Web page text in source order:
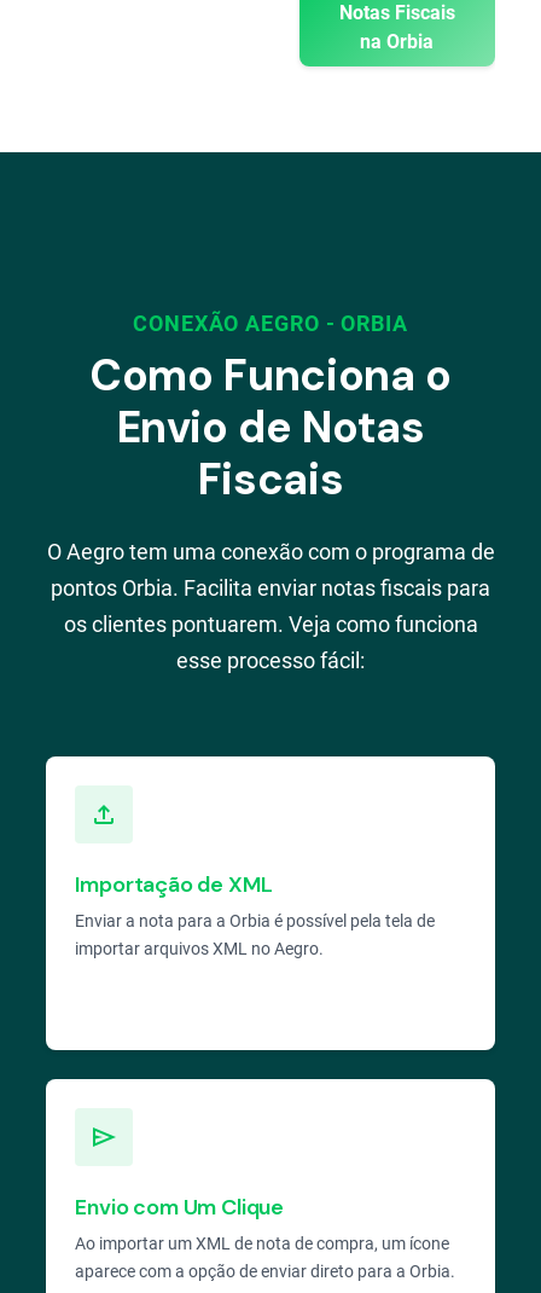
Notas Fiscais
na Orbia
CONEXÃO AEGRO - ORBIA
Como Funciona o
Envio de Notas
Fiscais
O Aegro tem uma conexão com o programa de
pontos Orbia. Facilita enviar notas fiscais para
os clientes pontuarem. Veja como funciona
esse processo fácil:
file_upload
Importação de XML
Enviar a nota para a Orbia é possível pela tela de
importar arquivos XML no Aegro.
send
Envio com Um Clique
Ao importar um XML de nota de compra, um ícone
aparece com a opção de enviar direto para a Orbia.